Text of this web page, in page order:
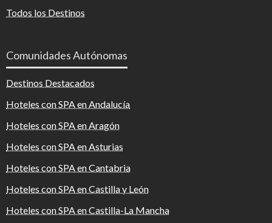
Todos los Destinos
Comunidades Autónomas
Destinos Destacados
Hoteles con SPA en Andalucía
Hoteles con SPA en Aragón
Hoteles con SPA en Asturias
Hoteles con SPA en Cantabria
Hoteles con SPA en Castilla y León
Hoteles con SPA en Castilla-La Mancha